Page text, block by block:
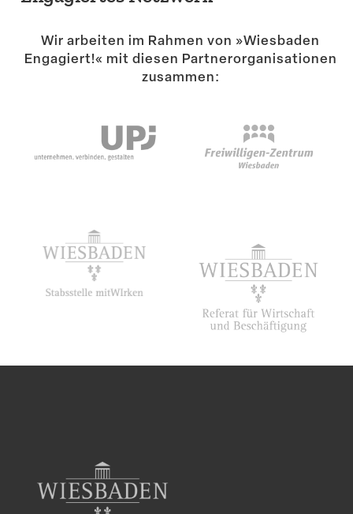
Wir arbeiten im Rahmen von »Wiesbaden
Engagiert!« mit diesen Partner­or­ga­ni­sa­tionen
zusammen: